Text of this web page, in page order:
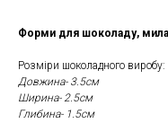
Форми для шоколаду,
Розміри шоколадного виробу:
Довжина- 3.5cм
Ширина- 2.5см
Глибина- 1.5см